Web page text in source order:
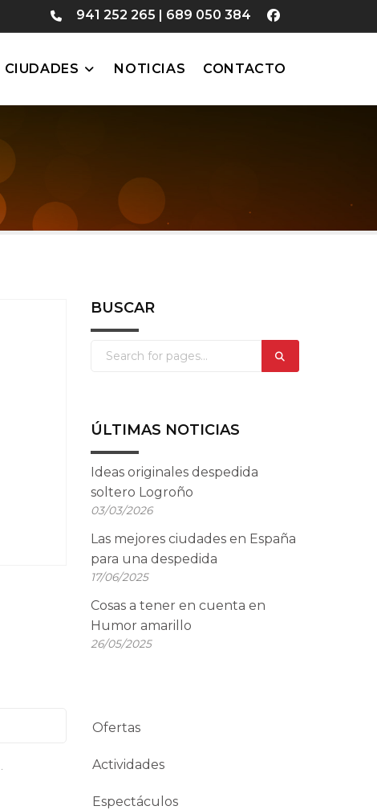
941 252 265 | 689 050 384
CIUDADES NOTICIAS CONTACTO
BUSCAR
ÚLTIMAS NOTICIAS
Ideas originales despedida
soltero Logroño
03/03/2026
Las mejores ciudades en España
para una despedida
17/06/2025
Cosas a tener en cuenta en
Humor amarillo
26/05/2025
Ofertas
Actividades
Espectáculos